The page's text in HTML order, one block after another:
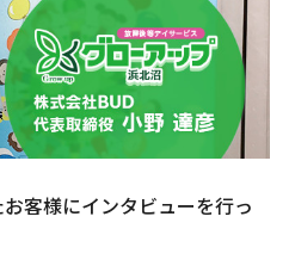
客様にインタビューを行っ